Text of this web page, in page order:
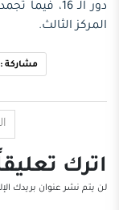
المركز الثالث.
مشاركة :
اترك
لن يتم نشر عنوان بريدك